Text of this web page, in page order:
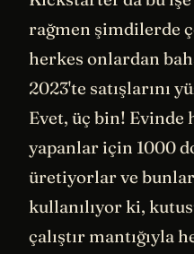
rağmen şimdilerde
herkes onlardan
2023'te satışlarını
Evet, üç bin! Evinde
yapanlar için 1000
üretiyorlar ve
kullanılıyor ki,
çalıştır mantığıyla